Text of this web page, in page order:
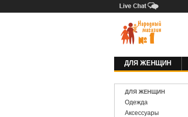
ДЛЯ ЖЕНЩИН
ДЛЯ ЖЕНЩИН
Одежда
Аксессуары